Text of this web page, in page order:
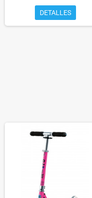
DETALLES